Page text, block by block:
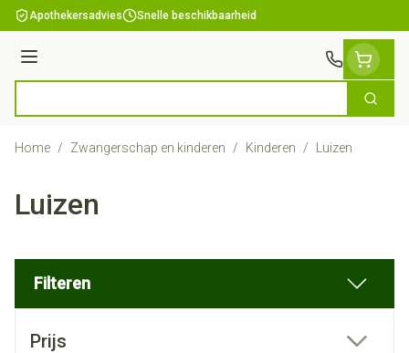
Ga naar de inhoud
Apothekersadvies Snelle beschikbaarheid
Menu
Zoek
Home / Zwangerschap en kinderen / Kinderen / Luizen
Luizen
Filteren
Prijs